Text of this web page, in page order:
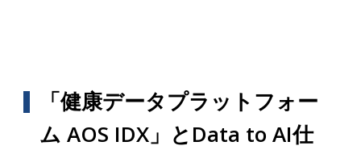
「健康データプラットフォー
ム AOS IDX」とData to AI仕